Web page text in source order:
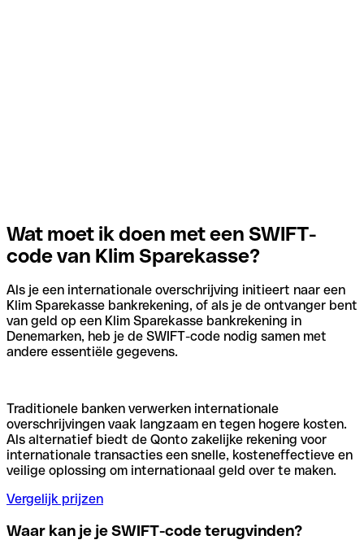
Wat moet ik doen met een SWIFT-
code van Klim Sparekasse?
Als je een internationale overschrijving initieert naar een
Klim Sparekasse bankrekening, of als je de ontvanger bent
van geld op een Klim Sparekasse bankrekening in
Denemarken, heb je de SWIFT-code nodig samen met
andere essentiële gegevens.
Traditionele banken verwerken internationale
overschrijvingen vaak langzaam en tegen hogere kosten.
Als alternatief biedt de Qonto zakelijke rekening voor
internationale transacties een snelle, kosteneffectieve en
veilige oplossing om internationaal geld over te maken.
Vergelijk prijzen
Waar kan je je SWIFT-code terugvinden?